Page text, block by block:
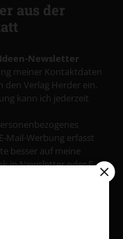
aus der
Newsletter
meiner Kontaktdaten
den Verlag Herder ein.
kann ich jederzeit
Mail-Werbung erfasst
besser auf meine
in Newsletter oder E-